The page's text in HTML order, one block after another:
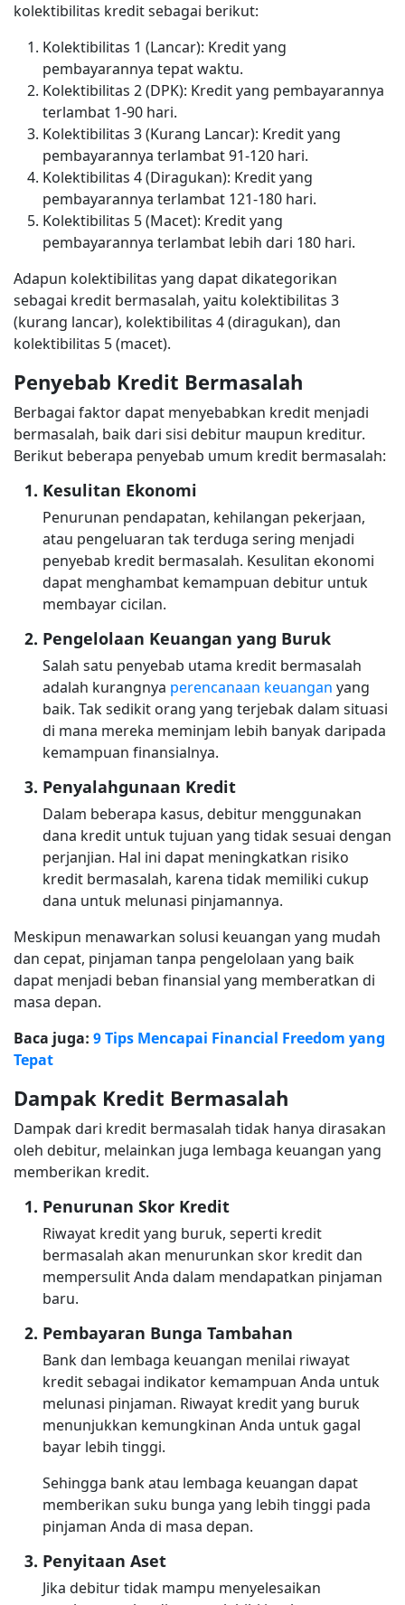
kolektibilitas kredit sebagai berikut:
Kolektibilitas 1 (Lancar): Kredit yang
pembayarannya tepat waktu.
Kolektibilitas 2 (DPK): Kredit yang pembayarannya
terlambat 1-90 hari.
Kolektibilitas 3 (Kurang Lancar): Kredit yang
pembayarannya terlambat 91-120 hari.
Kolektibilitas 4 (Diragukan): Kredit yang
pembayarannya terlambat 121-180 hari.
Kolektibilitas 5 (Macet): Kredit yang
pembayarannya terlambat lebih dari 180 hari.
Adapun kolektibilitas yang dapat dikategorikan
sebagai kredit bermasalah, yaitu kolektibilitas 3
(kurang lancar), kolektibilitas 4 (diragukan), dan
kolektibilitas 5 (macet).
Penyebab Kredit Bermasalah
Berbagai faktor dapat menyebabkan kredit menjadi
bermasalah, baik dari sisi debitur maupun kreditur.
Berikut beberapa penyebab umum kredit bermasalah:
Kesulitan Ekonomi
Penurunan pendapatan, kehilangan pekerjaan,
atau pengeluaran tak terduga sering menjadi
penyebab kredit bermasalah. Kesulitan ekonomi
dapat menghambat kemampuan debitur untuk
membayar cicilan.
Pengelolaan Keuangan yang Buruk
Salah satu penyebab utama kredit bermasalah
adalah kurangnya perencanaan keuangan yang
baik. Tak sedikit orang yang terjebak dalam situasi
di mana mereka meminjam lebih banyak daripada
kemampuan finansialnya.
Penyalahgunaan Kredit
Dalam beberapa kasus, debitur menggunakan
dana kredit untuk tujuan yang tidak sesuai dengan
perjanjian. Hal ini dapat meningkatkan risiko
kredit bermasalah, karena tidak memiliki cukup
dana untuk melunasi pinjamannya.
Meskipun menawarkan solusi keuangan yang mudah
dan cepat, pinjaman tanpa pengelolaan yang baik
dapat menjadi beban finansial yang memberatkan di
masa depan.
Baca juga: 9 Tips Mencapai Financial Freedom yang
Tepat
Dampak Kredit Bermasalah
Dampak dari kredit bermasalah tidak hanya dirasakan
oleh debitur, melainkan juga lembaga keuangan yang
memberikan kredit.
Penurunan Skor Kredit
Riwayat kredit yang buruk, seperti kredit
bermasalah akan menurunkan skor kredit dan
mempersulit Anda dalam mendapatkan pinjaman
baru.
Pembayaran Bunga Tambahan
Bank dan lembaga keuangan menilai riwayat
kredit sebagai indikator kemampuan Anda untuk
melunasi pinjaman. Riwayat kredit yang buruk
menunjukkan kemungkinan Anda untuk gagal
bayar lebih tinggi.
Sehingga bank atau lembaga keuangan dapat
memberikan suku bunga yang lebih tinggi pada
pinjaman Anda di masa depan.
Penyitaan Aset
Jika debitur tidak mampu menyelesaikan